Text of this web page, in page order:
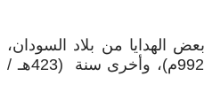
الهدايا من بلاد السودان،
منها واحدة حوالي (382هـ / 992م)، وأخرى سنة (423هـ /